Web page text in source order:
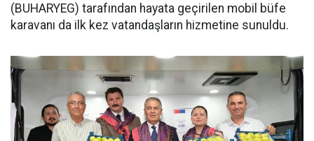
(BUHARYEG) tarafından hayata geçirilen mobil büfe
karavanı da ilk kez vatandaşların hizmetine sunuldu.